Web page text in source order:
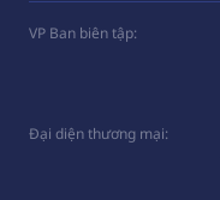
VP Ban biên tập:
Đại diện thương mại: